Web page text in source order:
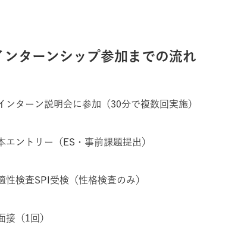
ンターンシップ参加までの流れ
ンターン説明会に参加（30分で複数回実施）
エントリー（ES・事前課題提出）
性検査SPI受検（性格検査のみ）
接（1回）